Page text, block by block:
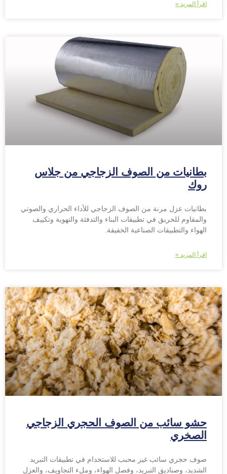
اقرأ المزيد »
بطانيات من الصوف الزجاجي من جلاس
روك
بطانيات عزل مرنة من الصوف الزجاجي للأداء الحراري والصوتي
والمقاوم للحريق في تطبيقات البناء والتدفئة والتهوية وتكييف
الهواء والتطبيقات الصناعية الخفيفة.
اقرأ المزيد »
حشو سائب من الصوف الحجري الزجاجي
الصخري
صوف حجري سائب غير محبب للاستخدام في تطبيقات التبريد
الشديد، وصناديق التبريد، وفصل الهواء، وملء التجاويف، والعزل